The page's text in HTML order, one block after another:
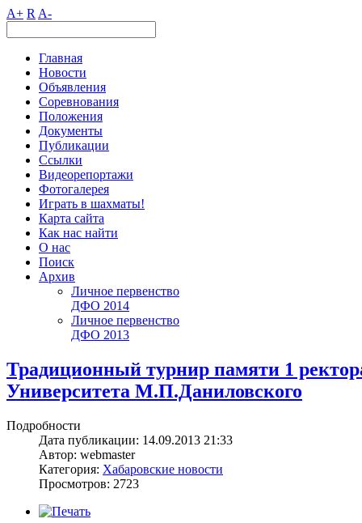
A+ R A-
Главная
Новости
Объявления
Соревнования
Положения
Документы
Публикации
Ссылки
Видеорепортажи
Фотогалерея
Играть в шахматы!
Карта сайта
Как нас найти
О нас
Поиск
Архив
Личное первенство
ДФО 2014
Личное первенство
ДФО 2013
Традиционный турнир памяти 1
Университета М.П.Даниловского
Подробности
Дата публикации: 14.09.2013 21:33
Автор: webmaster
Категория: Хабаровские новости
Просмотров: 2723